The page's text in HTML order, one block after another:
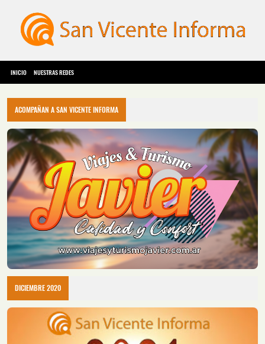
INICIO NUESTRAS REDES
ACOMPAÑAN A SAN VICENTE INFORMA
DICIEMBRE 2020